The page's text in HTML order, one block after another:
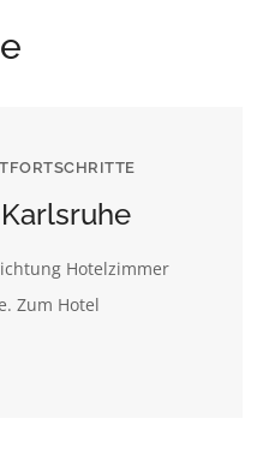
Hotelzimmer
Zum Hotel